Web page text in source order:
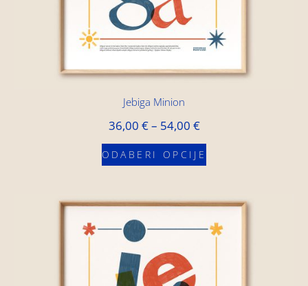
Jebiga Minion
36,00 €– 54,00 €
ODABERI OPCIJE